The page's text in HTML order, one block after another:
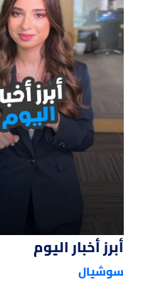
01:00
أبرز أخبار اليوم
سوشيال